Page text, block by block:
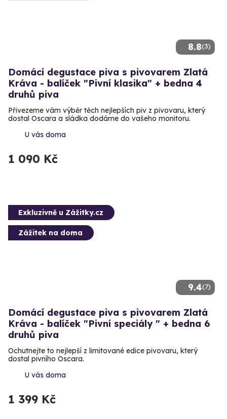
8.8(3)
Domácí degustace piva s pivovarem Zlatá
Kráva - balíček "Pivní klasika" + bedna 4
druhů piva
Přivezeme vám výběr těch nejlepších piv z pivovaru, který
dostal Oscara a sládka dodáme do vašeho monitoru.
U vás doma
1 090 Kč
9.4(7)
Exkluzivně u Zážitky.cz
Zážitek na doma
Domácí degustace piva s pivovarem Zlatá
Kráva - balíček "Pivní speciály " + bedna 6
druhů piva
Ochutnejte to nejlepší z limitované edice pivovaru, který
dostal pivního Oscara.
U vás doma
1 399 Kč